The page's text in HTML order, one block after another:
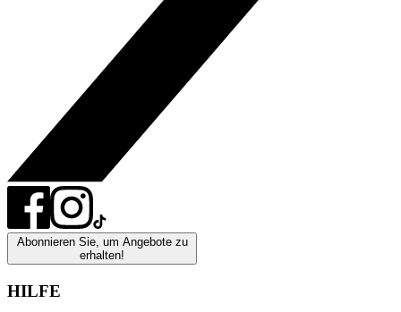
Abonnieren Sie, um Angebote zu
erhalten!
HILFE